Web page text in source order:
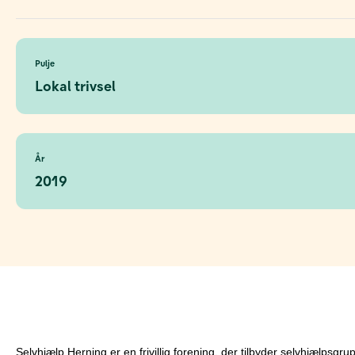
Pulje
Lokal trivsel
År
2019
Selvhjælp Herning er en frivillig forening, der tilbyder